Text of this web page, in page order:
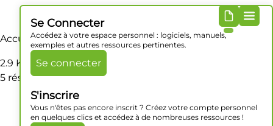
Se Connecter
Accédez à votre espace personnel : logiciels, manuels,
exemples et autres ressources pertinentes.
Se connecter
S'inscrire
Vous n'êtes pas encore inscrit ? Créez votre compte personnel
en quelques clics et accédez à de nombreuses ressources !
Accueil/ Produit Poids / 2.9 Kg
2.9 Kg
5 résultats affichés